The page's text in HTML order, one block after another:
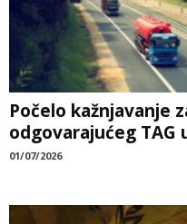
Počelo kažnjavanje
odgovarajućeg TAG
01/07/2026